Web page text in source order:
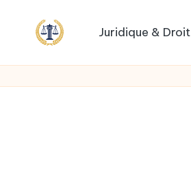
Juridique & Droit